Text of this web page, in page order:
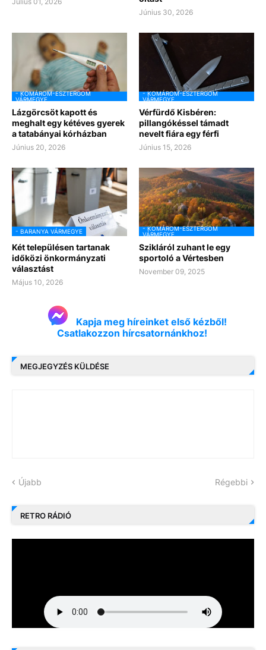
Június 30, 2026
- KOMÁROM-ESZTERGOM
VÁRMEGYE
Lázgörcsöt kapott és
meghalt egy kétéves gyerek
a tatabányai kórházban
Június 20, 2026
- KOMÁROM-ESZTERGOM
VÁRMEGYE
Vérfürdő Kisbéren:
pillangókéssel támadt
nevelt fiára egy férfi
Június 15, 2026
- BARANYA VÁRMEGYE
Két településen tartanak
időközi önkormányzati
választást
Május 10, 2026
- KOMÁROM-ESZTERGOM
VÁRMEGYE
Szikláról zuhant le egy
sportoló a Vértesben
November 09, 2025
Kapja meg híreinket első kézből!
Csatlakozzon hírcsatornánkhoz!
MEGJEGYZÉS KÜLDÉSE
Újabb Régebbi
RETRO RÁDIÓ